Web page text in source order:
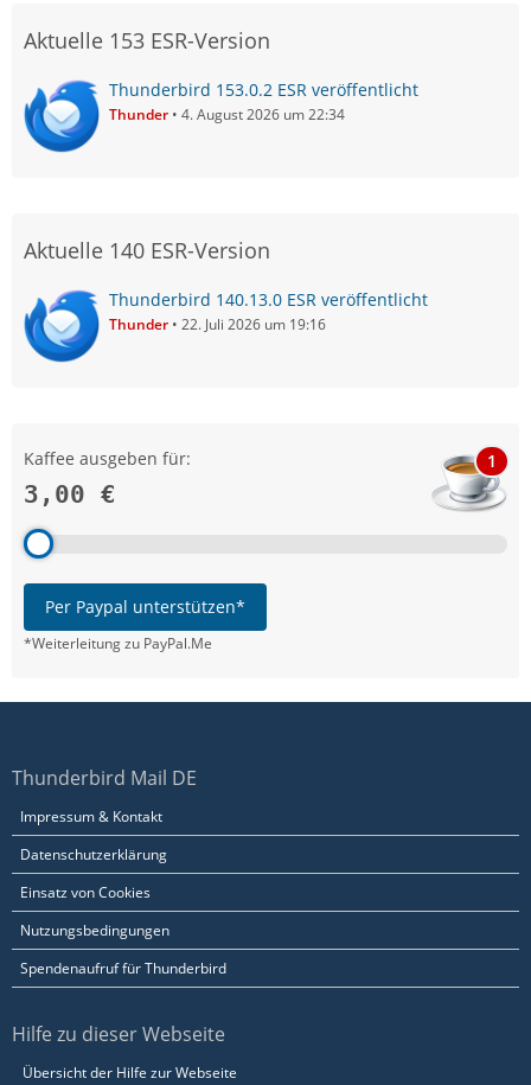
Aktuelle 153 ESR-Version
Thunderbird 153.0.2 ESR veröffentlicht
Thunder 4. August 2026 um 22:34
Aktuelle 140 ESR-Version
Thunderbird 140.13.0 ESR veröffentlicht
Thunder 22. Juli 2026 um 19:16
Kaffee ausgeben für:
3,00 €
1
Per Paypal unterstützen*
*Weiterleitung zu PayPal.Me
Thunderbird Mail DE
Impressum & Kontakt
Datenschutzerklärung
Einsatz von Cookies
Nutzungsbedingungen
Spendenaufruf für Thunderbird
Hilfe zu dieser Webseite
Übersicht der Hilfe zur Webseite